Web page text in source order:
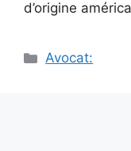
d’origine
Catégories
Avocat: